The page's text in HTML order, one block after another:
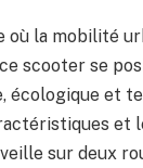
où la mobilité
scooter se
écologique et
et
sur deux